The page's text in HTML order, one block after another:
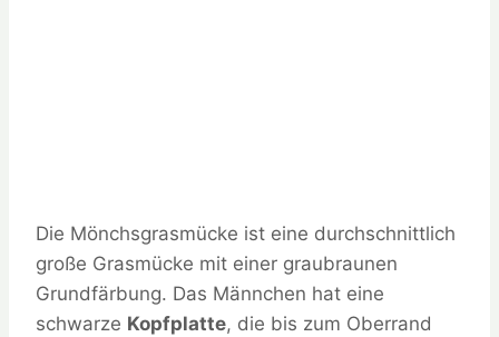
Die Mönchsgrasmücke ist eine durchschnittlich
große Grasmücke mit einer graubraunen
Grundfärbung. Das Männchen hat eine
schwarze Kopfplatte, die bis zum Oberrand